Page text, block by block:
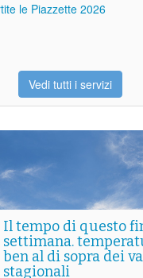
le Piazzette 2026
Vedi tutti i servizi
Il tempo di questo
settimana.
ben al di sopra dei
stagionali